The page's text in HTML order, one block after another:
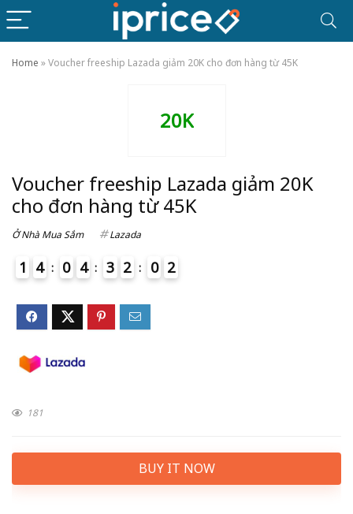
Home »Voucher freeship Lazada giảm 20K cho đơn hàng từ 45K
20K
Voucher freeship Lazada giảm 20K
cho đơn hàng từ 45K
Ở Nhà Mua Sắm Lazada
1 4 0 4 3 2 0 2
181
BUY IT NOW